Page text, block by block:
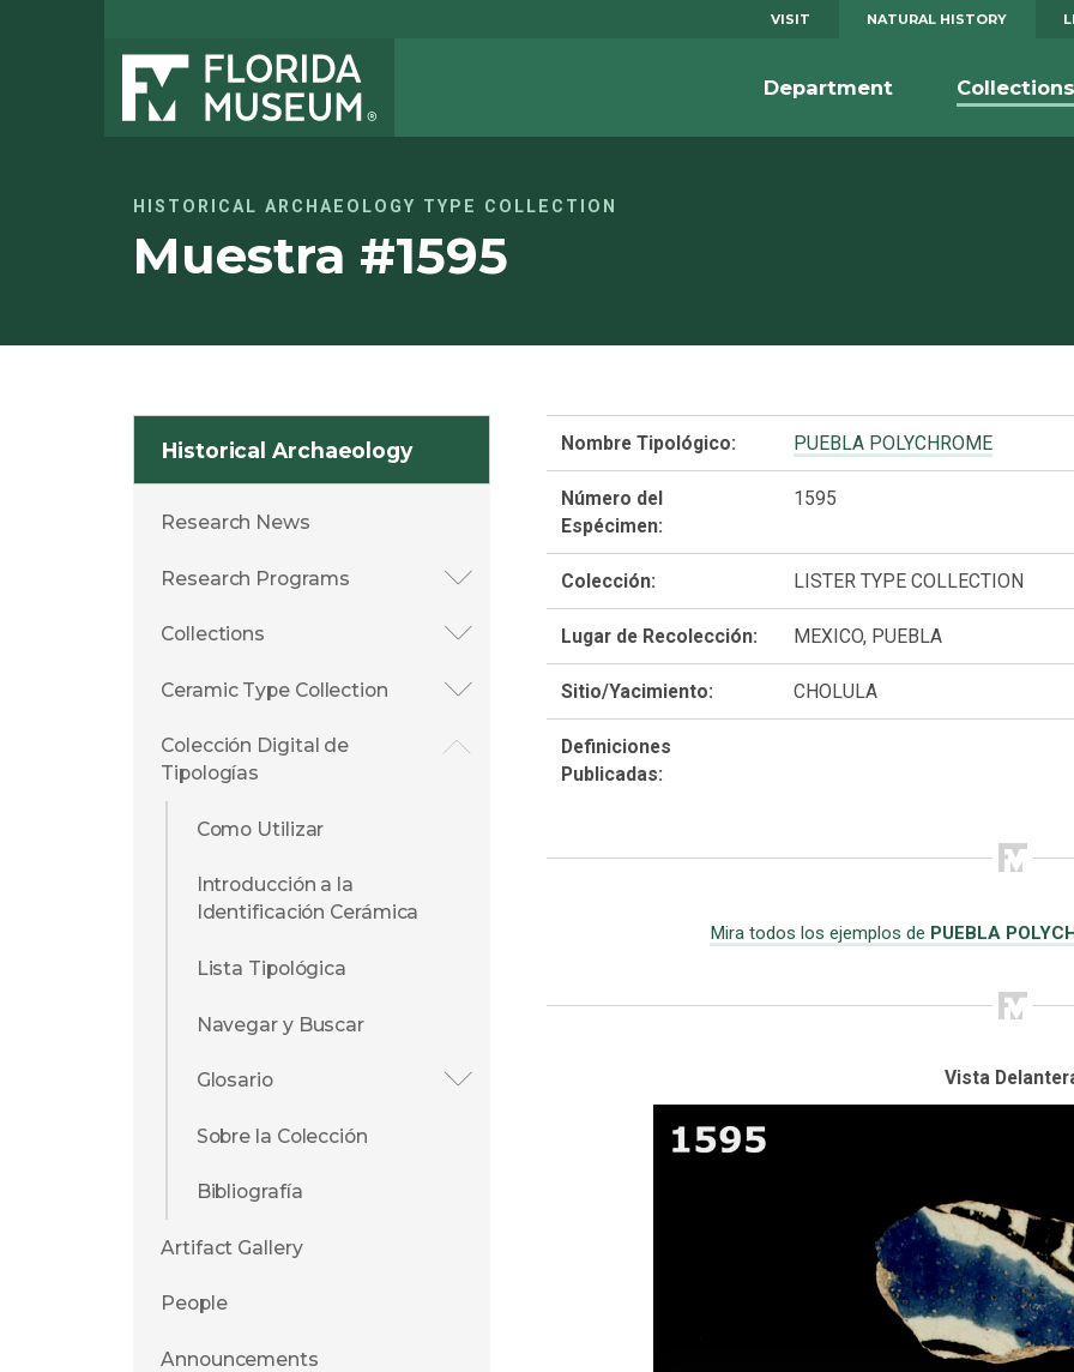
VISIT NATURAL HISTORY
Department
HISTORICAL ARCHAEOLOGY TYPE COLLECTION
Muestra #1595
Historical Archaeology
Research News
Research Programs
Collections
Ceramic Type Collection
Colección Digital de
Tipologías
Como Utilizar
Introducción a la
Identificación Cerámica
Lista Tipológica
Navegar y Buscar
Glosario
Sobre la Colección
Bibliografía
Artifact Gallery
People
Announcements
Nombre Tipológico: PUEBLA POLYCHROME
Número del
Espécimen:
1595
Colección: LISTER TYPE COLLECTION
Lugar de Recolección: MEXICO, PUEBLA
Sitio/Yacimiento: CHOLULA
Definiciones
Publicadas:
Mira todos los ejemplos de PUEBLA
Vista